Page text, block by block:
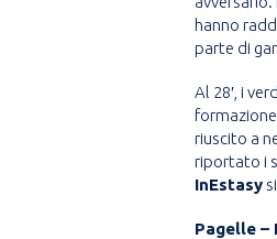
hanno
parte di
Al 28′, i
formazione
riuscito a
riportato i
InEstasy
Pagelle –